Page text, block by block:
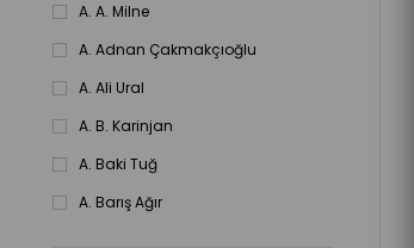
A. A. Milne
A. Adnan Çakmakçıoğlu
A. Ali Ural
A. B. Karinjan
A. Baki Tuğ
A. Barış Ağır